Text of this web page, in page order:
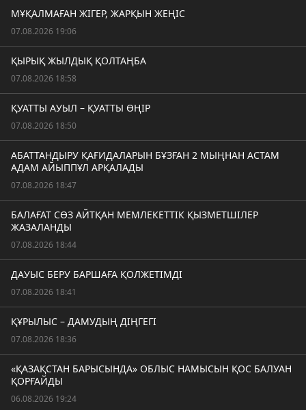
МҰҚАЛМАҒАН ЖІГЕР, ЖАРҚЫН ЖЕҢІС
07.08.2026 19:06
ҚЫРЫҚ ЖЫЛДЫҚ ҚОЛТАҢБА
07.08.2026 18:58
ҚУАТТЫ АУЫЛ – ҚУАТТЫ ӨҢІР
07.08.2026 18:50
АБАТТАНДЫРУ ҚАҒИДАЛАРЫН БҰЗҒАН 2 МЫҢНАН АСТАМ
АДАМ АЙЫППҰЛ АРҚАЛАДЫ
07.08.2026 18:47
БАЛАҒАТ СӨЗ АЙТҚАН МЕМЛЕКЕТТІК ҚЫЗМЕТШІЛЕР
ЖАЗАЛАНДЫ
07.08.2026 18:44
ДАУЫС БЕРУ БАРШАҒА ҚОЛЖЕТІМДІ
07.08.2026 18:41
ҚҰРЫЛЫС – ДАМУДЫҢ ДІҢГЕГІ
07.08.2026 18:36
«ҚАЗАҚСТАН БАРЫСЫНДА» ОБЛЫС НАМЫСЫН ҚОС БАЛУАН
ҚОРҒАЙДЫ
06.08.2026 19:24